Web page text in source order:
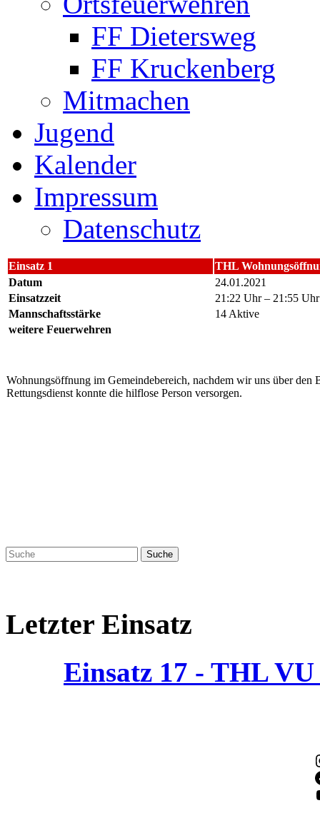
FF Dietersweg
FF Kruckenberg
Mitmachen
Jugend
Kalender
Impressum
Datenschutz
Einsatz 1
THL
Datum
24.01.2021
Einsatzzeit
21:22 Uhr – 21:55 Uhr
Mannschaftsstärke
14 Aktive
weitere Feuerwehren
Wohnungsöffnung im Gemeindebereich, nachdem wir uns über
Rettungsdienst konnte die hilflose Person versorgen.
Letzter Einsatz
Einsatz 17 - THL